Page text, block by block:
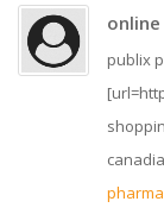
publix